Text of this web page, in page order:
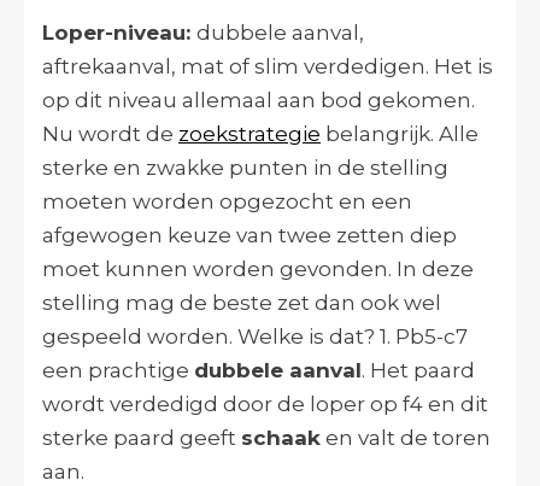
Loper-niveau: dubbele aanval,
aftrekaanval, mat of slim verdedigen. Het is
op dit niveau allemaal aan bod gekomen.
Nu wordt de zoekstrategie belangrijk. Alle
sterke en zwakke punten in de stelling
moeten worden opgezocht en een
afgewogen keuze van twee zetten diep
moet kunnen worden gevonden. In deze
stelling mag de beste zet dan ook wel
gespeeld worden. Welke is dat? 1. Pb5-c7
een prachtige dubbele aanval. Het paard
wordt verdedigd door de loper op f4 en dit
sterke paard geeft schaak en valt de toren
aan.